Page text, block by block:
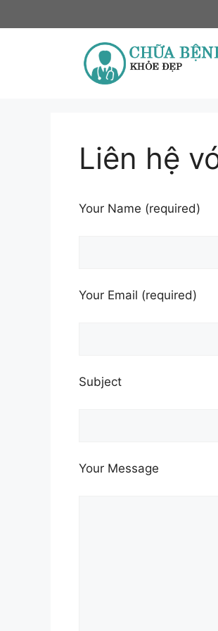
to
Liên hệ
Your Name (required)
Your Email (required)
Subject
Your Message